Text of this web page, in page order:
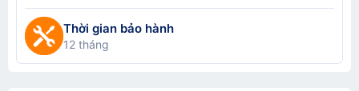
Thời gian bảo hành
12 tháng